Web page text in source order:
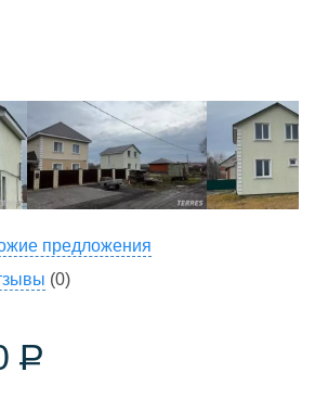
предложения
(0)
Р